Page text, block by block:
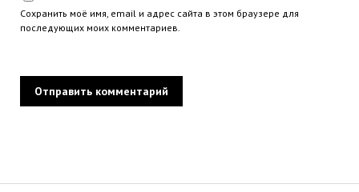
Сохранить моё имя, email и адрес сайта в этом браузере для
последующих моих комментариев.